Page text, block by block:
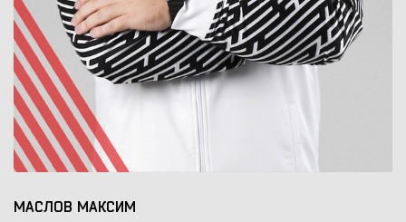
МАСЛОВ МАКСИМ